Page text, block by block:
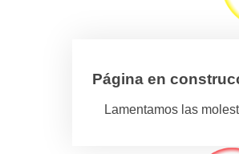
Página en
Lamentamos las